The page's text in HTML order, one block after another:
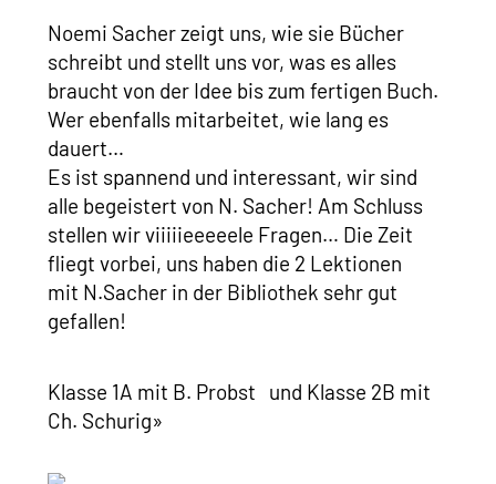
Noemi Sacher zeigt uns, wie sie Bücher
schreibt und stellt uns vor, was es alles
braucht von der Idee bis zum fertigen Buch.
Wer ebenfalls mitarbeitet, wie lang es
dauert…
Es ist spannend und interessant, wir sind
alle begeistert von N. Sacher! Am Schluss
stellen wir viiiiieeeeele Fragen… Die Zeit
fliegt vorbei, uns haben die 2 Lektionen
mit N.Sacher in der Bibliothek sehr gut
gefallen!
Klasse 1A mit B. Probst und Klasse 2B mit
Ch. Schurig»